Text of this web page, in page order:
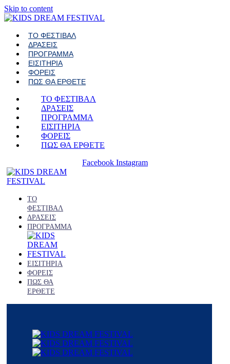
Skip to content
ΤΟ ΦΕΣΤΙΒΑΛ
ΔΡΑΣΕΙΣ
ΠΡΟΓΡΑΜΜΑ
ΕΙΣΙΤΗΡΙΑ
ΦΟΡΕΙΣ
ΠΩΣ ΘΑ ΕΡΘΕΤΕ
ΤΟ ΦΕΣΤΙΒΑΛ
ΔΡΑΣΕΙΣ
ΠΡΟΓΡΑΜΜΑ
ΕΙΣΙΤΗΡΙΑ
ΦΟΡΕΙΣ
ΠΩΣ ΘΑ ΕΡΘΕΤΕ
Facebook Instagram
ΤΟ
ΦΕΣΤΙΒΑΛ
ΔΡΑΣΕΙΣ
ΠΡΟΓΡΑΜΜΑ
ΕΙΣΙΤΗΡΙΑ
ΦΟΡΕΙΣ
ΠΩΣ ΘΑ
ΕΡΘΕΤΕ